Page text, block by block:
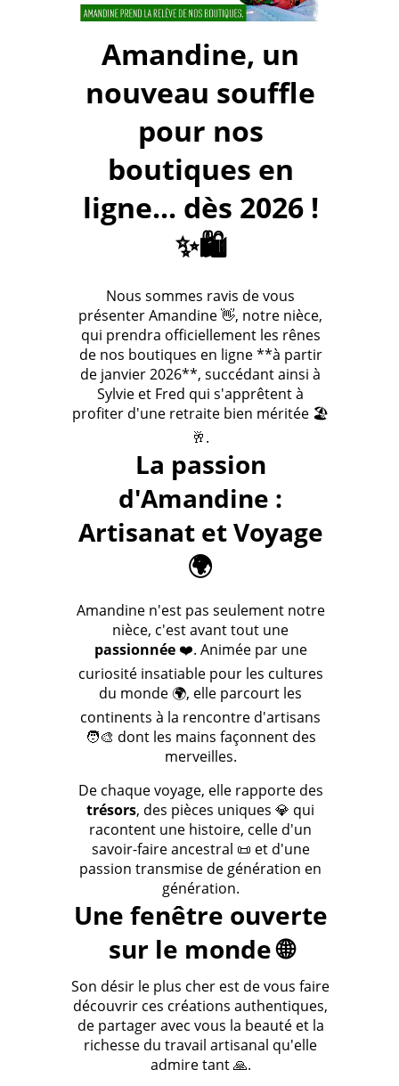
Amandine, un
nouveau souffle
pour nos
boutiques en
ligne... dès 2026 !
✨🛍️
Nous sommes ravis de vous
présenter Amandine 👋, notre nièce,
qui prendra officiellement les rênes
de nos boutiques en ligne **à partir
de janvier 2026**, succédant ainsi à
Sylvie et Fred qui s'apprêtent à
profiter d'une retraite bien méritée 🏖️
🥂.
La passion
d'Amandine :
Artisanat et Voyage
🌍
Amandine n'est pas seulement notre
nièce, c'est avant tout une
passionnée❤️. Animée par une
curiosité insatiable pour les cultures
du monde 🌍, elle parcourt les
continents à la rencontre d'artisans
🧑‍🎨 dont les mains façonnent des
merveilles.
De chaque voyage, elle rapporte des
trésors, des pièces uniques 💎 qui
racontent une histoire, celle d'un
savoir-faire ancestral 📜 et d'une
passion transmise de génération en
génération.
Une fenêtre ouverte
sur le monde 🌐
Son désir le plus cher est de vous faire
découvrir ces créations authentiques,
de partager avec vous la beauté et la
richesse du travail artisanal qu'elle
admire tant 🙏.